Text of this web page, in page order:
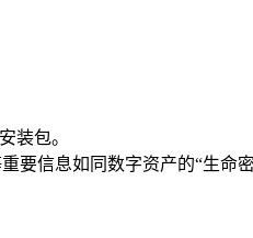
装包。
要信息如同数字资产的“生命